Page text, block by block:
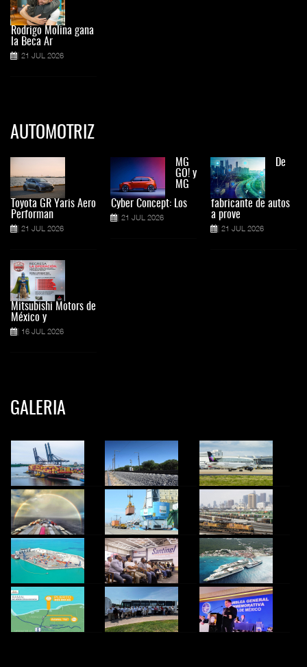
Rodrigo Molina gana
la Beca Ar
21 JUL 2026
AUTOMOTRIZ
Toyota GR Yaris Aero
Performan
21 JUL 2026
Mitsubishi Motors de
México y
16 JUL 2026
MG
GO! y
MG
Cyber Concept: Los
21 JUL 2026
De
fabricante de autos
a prove
21 JUL 2026
GALERIA